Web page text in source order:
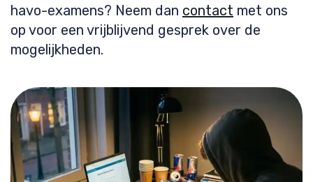
havo-examens? Neem dan contact met ons
op voor een vrijblijvend gesprek over de
mogelijkheden.